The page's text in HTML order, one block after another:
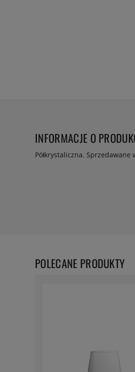
INFORMACJE O
Półkrystaliczna.
POLECANE PRODUKTY